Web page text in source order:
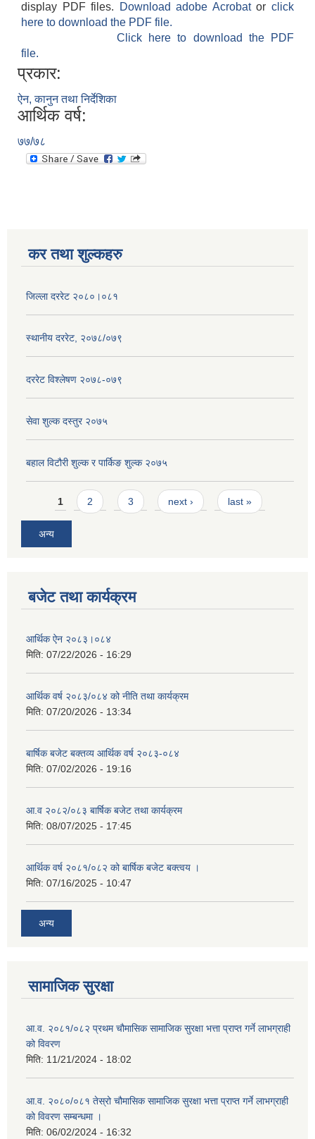
display PDF files.
Download adobe Acrobatorclick
here to download the PDF file.
Click here to download the PDF
file.
प्रकार:
ऐन, कानुन तथा निर्देशिका
आर्थिक वर्ष:
७७/७८
कर तथा शुल्कहरु
जिल्ला दररेट २०८०।०८१
स्थानीय दररेट, २०७८/०७९
दररेट विश्लेषण २०७८-०७९
सेवा शुल्क दस्तुर २०७५
बहाल विटौरी शुल्क र पार्किङ शुल्क २०७५
Pages
1 2 3 next › last »
अन्य
बजेट तथा कार्यक्रम
आर्थिक ऐन २०८३।०८४
मिति: 07/22/2026 - 16:29
आर्थिक वर्ष २०८३/०८४ को नीति तथा कार्यक्रम
मिति: 07/20/2026 - 13:34
बार्षिक बजेट बक्तव्य आर्थिक वर्ष २०८३-०८४
मिति: 07/02/2026 - 19:16
आ.व २०८२/०८३ बार्षिक बजेट तथा कार्यक्रम
मिति: 08/07/2025 - 17:45
आर्थिक वर्ष २०८१/०८२ को बार्षिक बजेट बक्त्वय ।
मिति: 07/16/2025 - 10:47
अन्य
सामाजिक सुरक्षा
आ.व. २०८१/०८२ प्रथम चौमासिक सामाजिक सुरक्षा भत्ता प्राप्त गर्ने लाभग्राही
को विवरण
मिति: 11/21/2024 - 18:02
आ.व. २०८०/०८१ तेस्रो चौमासिक सामाजिक सुरक्षा भत्ता प्राप्त गर्ने लाभग्राही
को विवरण सम्बन्धमा ।
मिति: 06/02/2024 - 16:32